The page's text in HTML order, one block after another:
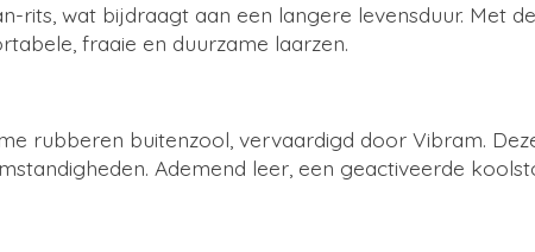
wat bijdraagt aan een langere levensduur. Met
fraaie en duurzame laarzen.
rubberen buitenzool, vervaardigd door Vibram.
Ademend leer, een geactiveerde